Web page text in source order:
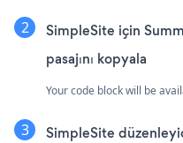
SimpleSite için
pasajını kopyala
Your code block will be
SimpleSite